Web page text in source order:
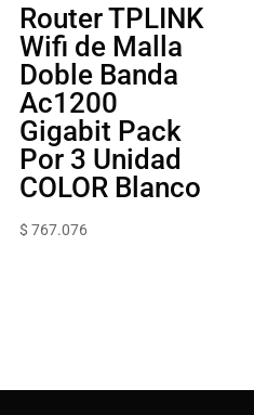
Router TPLINK
Wifi de Malla
Doble Banda
Ac1200
Gigabit Pack
Por 3 Unidad
COLOR Blanco
$ 767.076